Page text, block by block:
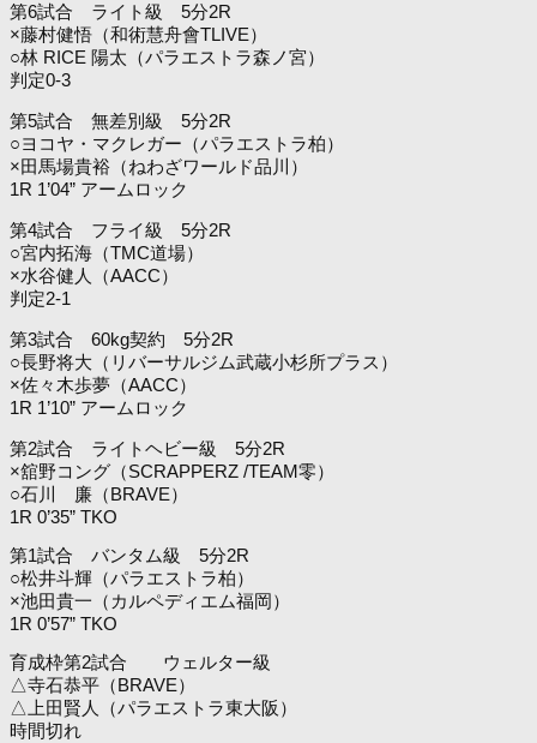
第6試合 ライト級 5分2R
×藤村健悟（和術慧舟會TLIVE）
○林 RICE 陽太（パラエストラ森ノ宮）
判定0-3
第5試合 無差別級 5分2R
○ヨコヤ・マクレガー（パラエストラ柏）
×田馬場貴裕（ねわざワールド品川）
1R 1’04” アームロック
第4試合 フライ級 5分2R
○宮内拓海（TMC道場）
×水谷健人（AACC）
判定2-1
第3試合 60kg契約 5分2R
○長野将大（リバーサルジム武蔵小杉所プラス）
×佐々木歩夢（AACC）
1R 1’10” アームロック
第2試合 ライトヘビー級 5分2R
×舘野コング（SCRAPPERZ /TEAM零）
○石川 廉（BRAVE）
1R 0’35” TKO
第1試合 バンタム級 5分2R
○松井斗輝（パラエストラ柏）
×池田貴一（カルペディエム福岡）
1R 0’57” TKO
育成枠第2試合 ウェルター級
△寺石恭平（BRAVE）
△上田賢人（パラエストラ東大阪）
時間切れ